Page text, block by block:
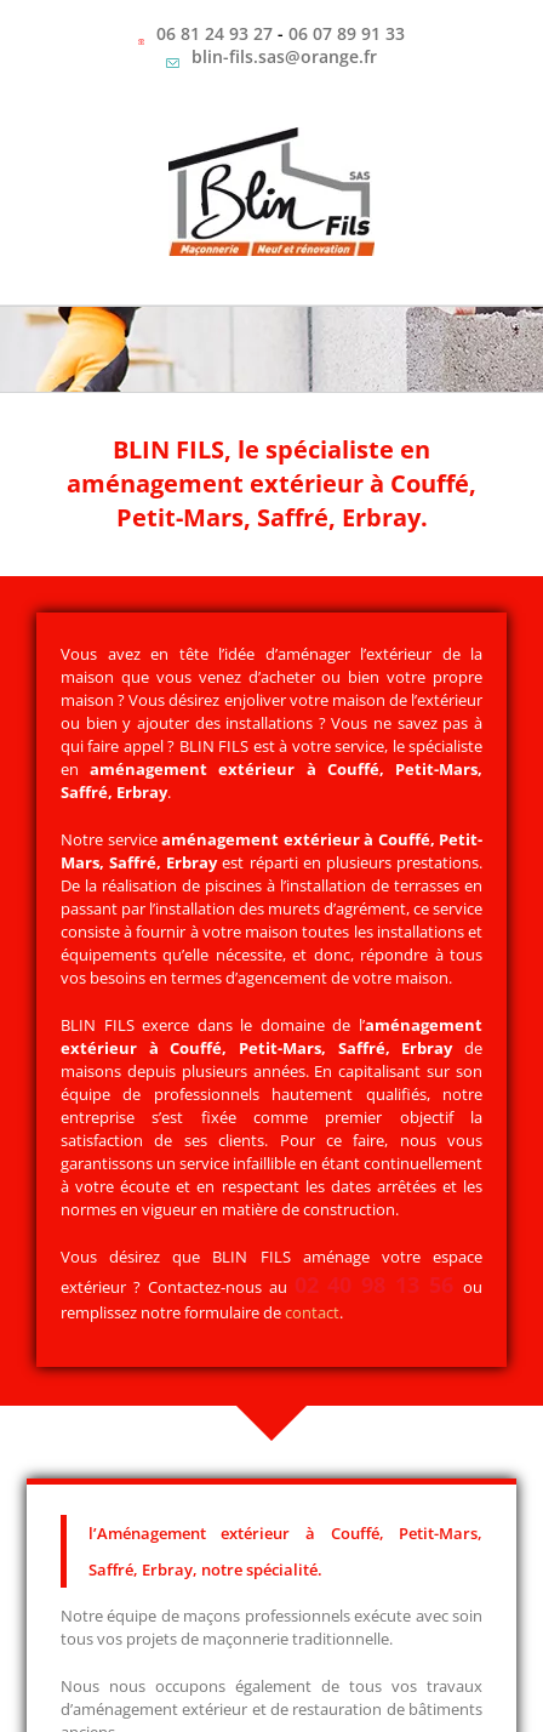
06 81 24 93 27 - 06 07 89 91 33
blin-fils.sas@orange.fr
BLIN FILS, le spécialiste en
aménagement extérieur à Couffé,
Petit-Mars, Saffré, Erbray.
Vous avez en tête l’idée d’aménager l’extérieur de la
maison que vous venez d’acheter ou bien votre propre
maison ? Vous désirez enjoliver votre maison de l’extérieur
ou bien y ajouter des installations ? Vous ne savez pas à
qui faire appel ? BLIN FILS est à votre service, le spécialiste
enaménagement extérieur à Couffé, Petit-Mars,
Saffré, Erbray.
Notre serviceaménagement extérieur à Couffé, Petit-
Mars, Saffré, Erbrayest réparti en plusieurs prestations.
De la réalisation de piscines à l’installation de terrasses en
passant par l’installation des murets d’agrément, ce service
consiste à fournir à votre maison toutes les installations et
équipements qu’elle nécessite, et donc, répondre à tous
vos besoins en termes d’agencement de votre maison.
BLIN FILS exerce dans le domaine de l’aménagement
extérieur à Couffé, Petit-Mars, Saffré, Erbrayde
maisons depuis plusieurs années. En capitalisant sur son
équipe de professionnels hautement qualifiés, notre
entreprise s’est fixée comme premier objectif la
satisfaction de ses clients. Pour ce faire, nous vous
garantissons un service infaillible en étant continuellement
à votre écoute et en respectant les dates arrêtées et les
normes en vigueur en matière de construction.
Vous désirez que BLIN FILSaménage votre espace
extérieur ? Contactez-nous au 02 40 98 13 56ou
remplissez notre formulaire decontact.
l’Aménagement extérieur à Couffé, Petit-Mars,
Saffré, Erbray, notre spécialité.
Notre équipe de maçons professionnels exécute avec soin
tous vos projets de maçonnerie traditionnelle.
Nous nous occupons également de tous vos travaux
d’aménagement extérieur et de restauration de bâtiments